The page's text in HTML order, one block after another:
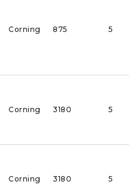
Corning 875 5
Corning 3180 5
Corning 3180 5